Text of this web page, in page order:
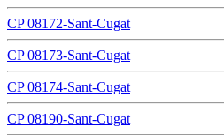
CP 08172-Sant-Cugat
CP 08173-Sant-Cugat
CP 08174-Sant-Cugat
CP 08190-Sant-Cugat